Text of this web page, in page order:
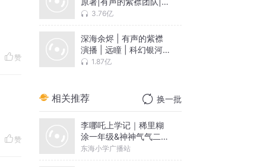
赞
赞
血爽文|升级|多人有声剧
3.76亿
深海余烬 | 有声的紫襟
演播 | 远瞳 | 科幻银河
奖 | 多人有声剧
1.87亿
相关推荐 换一批
李哪吒上学记｜稀里糊
涂一年级&神神气气二年
级
东海小学广播站